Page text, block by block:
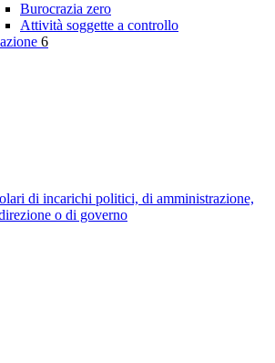
Burocrazia zero
Attività soggette a controllo
6
di incarichi politici, di amministrazione,
o di governo